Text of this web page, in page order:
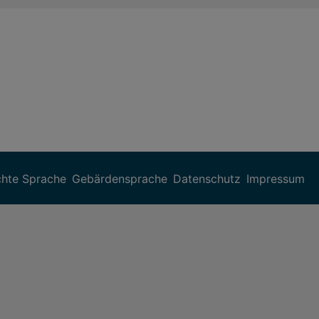
Sprache Gebärdensprache Datenschutz Impressum